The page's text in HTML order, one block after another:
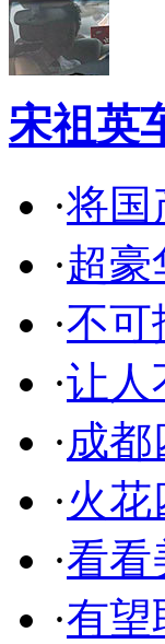
宋祖英
·将国
·超豪
·不可
·让人
·成
·火
·看看
·有望